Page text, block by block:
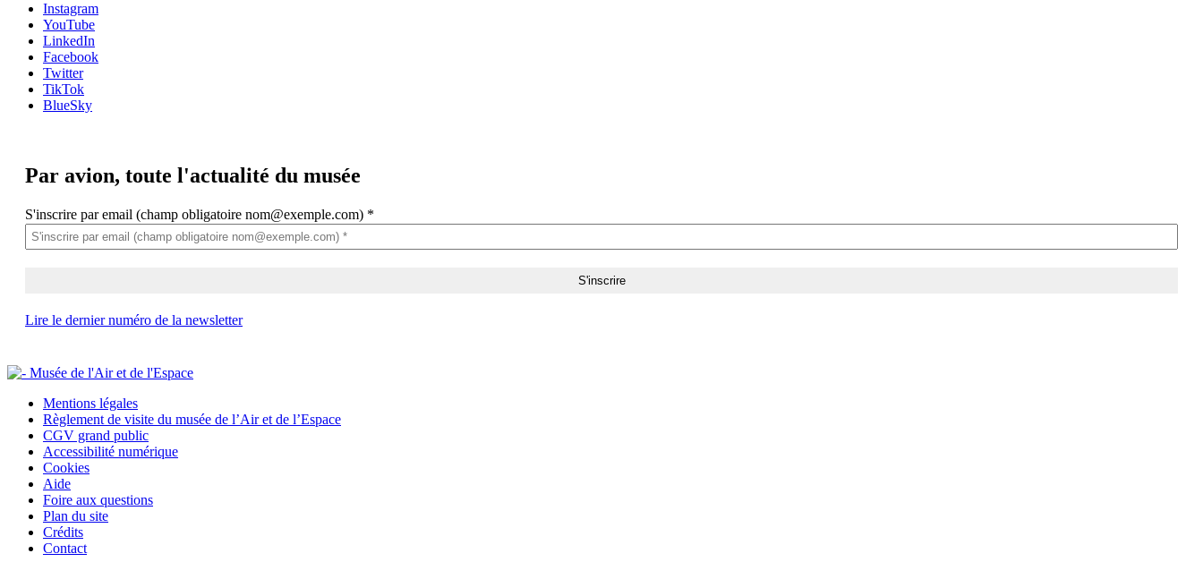
Instagram
YouTube
LinkedIn
Facebook
Twitter
TikTok
BlueSky
Par avion, toute l'actualité du musée
S'inscrire par email (champ obligatoire nom@exemple.com) *
Lire le dernier numéro de la newsletter
Mentions légales
Règlement de visite du musée de l’Air et de l’Espace
CGV grand public
Accessibilité numérique
Cookies
Aide
Foire aux questions
Plan du site
Crédits
Contact